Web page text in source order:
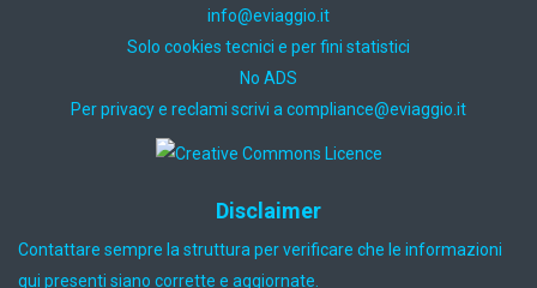
ti.oiggaive@ofni
Solo cookies tecnici e per fini statistici
No ADS
Per privacy e reclami scrivi a ti.oiggaive@ecnailpmoc
Disclaimer
Contattare sempre la struttura per verificare che le informazioni
qui presenti siano corrette e aggiornate.